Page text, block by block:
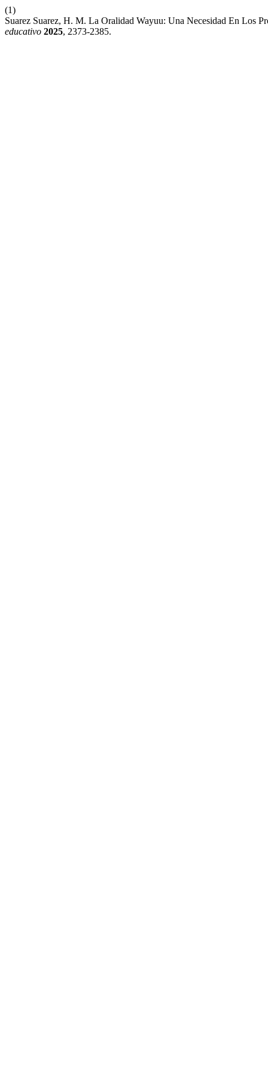
(1)
Suarez Suarez, H. M. La Oralidad Wayuu: Una Necesidad En Los
educativo 2025, 2373-2385.